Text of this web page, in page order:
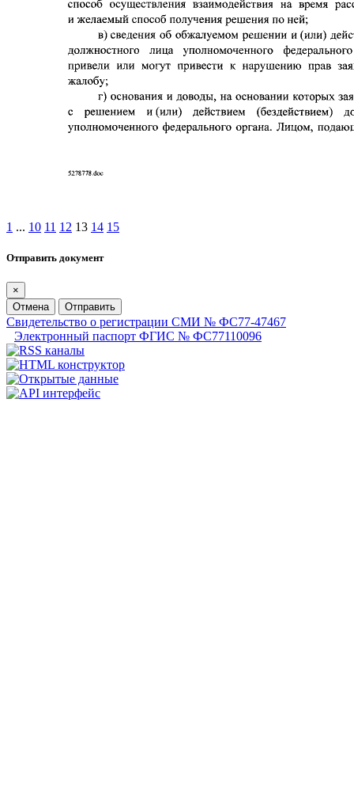
1 ... 10 11 12 13 14 15
Отправить документ
×
Отмена
Отправить
Свидетельство о регистрации СМИ № ФС77-47467
Электронный паспорт ФГИС № ФС77110096